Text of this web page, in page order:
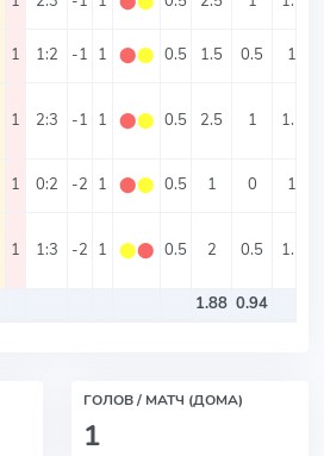
1 1:2 -1 1 ⬤⬤ 0.5 1.5 0.5 1
1 2:3 -1 1 ⬤⬤ 0.5 2.5 1 1.5
1 0:2 -2 1 ⬤⬤ 0.5 1 0 1
1 1:3 -2 1 ⬤⬤ 0.5 2 0.5 1.5
1.88 0.94
ГОЛОВ / МАТЧ (ДОМА)
1